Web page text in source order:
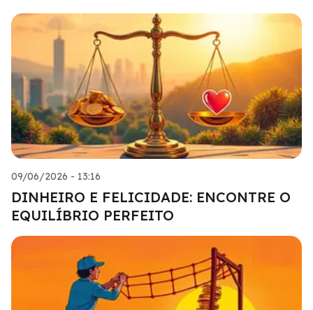
09/06/2026 - 13:16
DINHEIRO E FELICIDADE: ENCONTRE O
EQUILÍBRIO PERFEITO